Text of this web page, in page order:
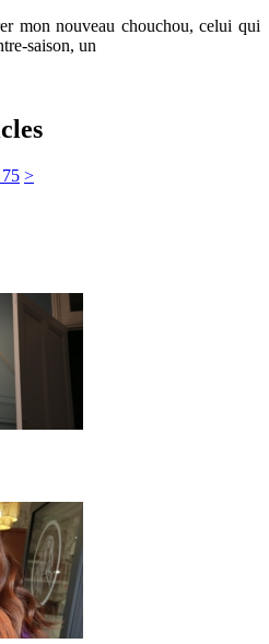
mon nouveau chouchou, celui qui
saison, un
75 >